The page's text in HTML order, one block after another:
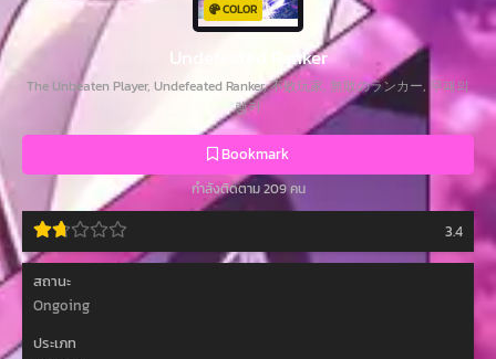
COLOR
Undefeated Ranker
The Unbeaten Player, Undefeated Ranker, 不败玩家, 無敗のランカー, 무패의
랭커
Bookmark
กำลังติดตาม 209 คน
3.4
สถานะ
Ongoing
ประเภท